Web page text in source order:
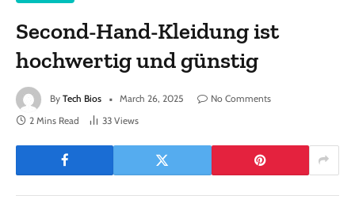
Second-Hand-Kleidung ist
hochwertig und günstig
By Tech Bios March 26, 2025
No Comments
2 Mins Read
33 Views